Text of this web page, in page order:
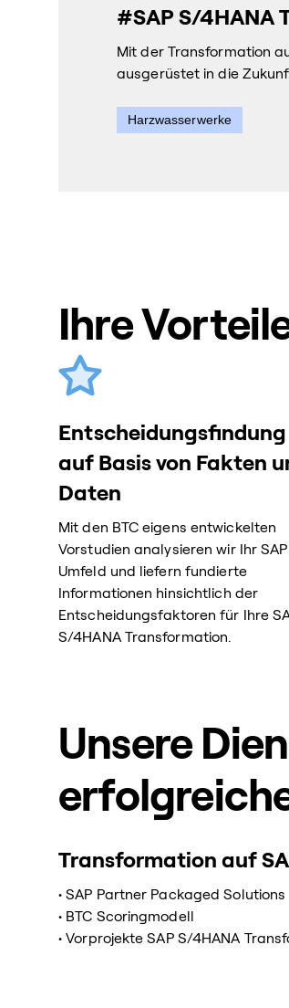
#SAP S/4HANA
Mit der Transformation
ausgerüstet in die
Harzwasserwerke
Ihre
Entscheidungsfindung
auf Basis von Fakten
Daten
Mit den BTC eigens entwickelten
Vorstudien analysieren wir Ihr SAP
Umfeld und liefern fundierte
Informationen hinsichtlich der
Entscheidungsfaktoren für Ihre
S/4HANA Transformation.
Unsere
Transformation auf
• SAP Partner Packaged Solutions
• BTC Scoringmodell
• Vorprojekte SAP S/4HANA